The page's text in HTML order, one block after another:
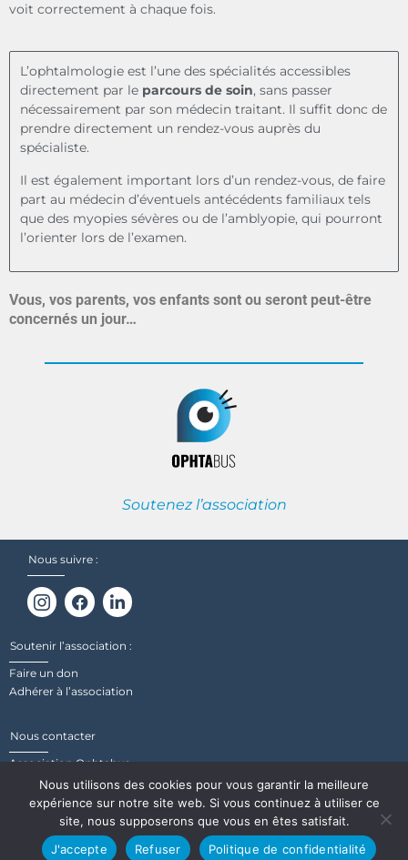
voit correctement à chaque fois.
L’ophtalmologie est l’une des spécialités accessibles
directement par le parcours de soin, sans passer
nécessairement par son médecin traitant. Il suffit donc de
prendre directement un rendez-vous auprès du
spécialiste.
Il est également important lors d’un rendez-vous, de faire
part au médecin d’éventuels antécédents familiaux tels
que des myopies sévères ou de l’amblyopie, qui pourront
l’orienter lors de l’examen.
Vous, vos parents, vos enfants sont ou seront peut-être
concernés un jour…
Soutenez l’association
Nous suivre :
Soutenir l’association :
Faire un don
Adhérer à l’association
Nous contacter
Association Ophtabus
29 Rue de Gouédic, 22000 Saint-Brieuc
Mentions légales
Politique de confidentialité
Nous utilisons des cookies pour vous garantir la meilleure
expérience sur notre site web. Si vous continuez à utiliser ce
site, nous supposerons que vous en êtes satisfait.
J'accepte
Refuser Politique de confidentialité